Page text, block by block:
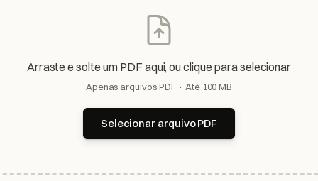
Arraste e solte um PDF aqui, ou clique para selecionar
Apenas arquivos PDF · Até 100 MB
Selecionar arquivo PDF